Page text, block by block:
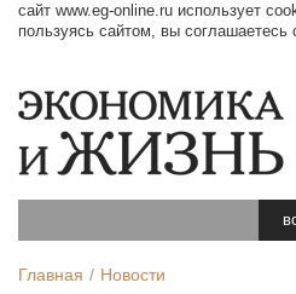
сайт www.eg-online.ru использует
пользуясь сайтом, вы соглашаетесь
Главная Новости